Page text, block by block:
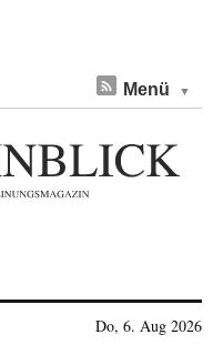
Menü
Do, 6. Aug 2026